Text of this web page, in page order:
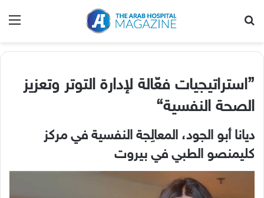
”استراتيجيات فعّالة لإدارة التوتر وتعزيز
الصحة النفسية“
ديانا أبو الجود، المعالِجة النفسية في مركز
كليمنصو الطبي في بيروت